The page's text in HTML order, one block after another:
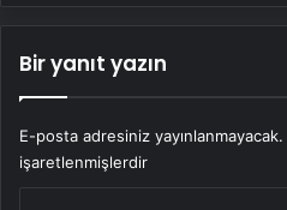
Bir yanıt yazın
E-posta adresiniz yayınlanmayacak.
işaretlenmişlerdir